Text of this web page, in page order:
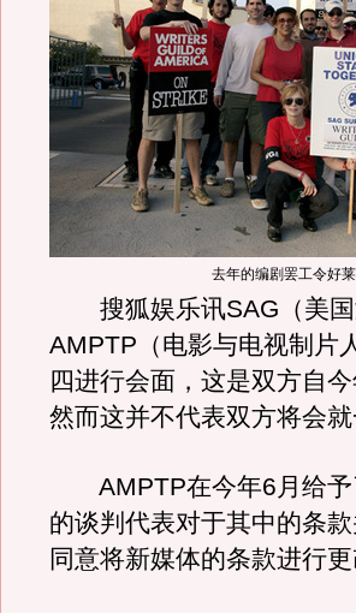
去年的编剧罢工令好
搜狐娱乐讯SAG（美国
AMPTP（电影与电视制片
四进行会面，这是双方自
然而这并不代表双方将会
AMPTP在今年6月给予
的谈判代表对于其中的条
同意将新媒体的条款进行更